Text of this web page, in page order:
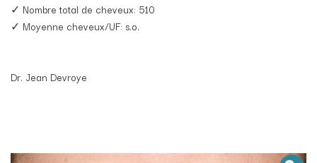
✓ Nombre total de cheveux: 510
✓ Moyenne cheveux/UF: s.o.
Dr. Jean Devroye